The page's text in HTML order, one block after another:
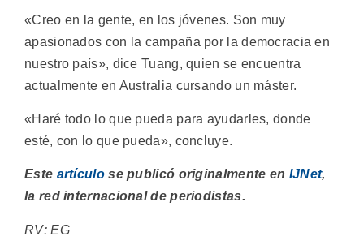
«Creo en la gente, en los jóvenes. Son muy
apasionados con la campaña por la democracia en
nuestro país», dice Tuang, quien se encuentra
actualmente en Australia cursando un máster.
«Haré todo lo que pueda para ayudarles, donde
esté, con lo que pueda», concluye.
Este artículose publicó originalmente en IJNet,
la red internacional de periodistas.
RV: EG